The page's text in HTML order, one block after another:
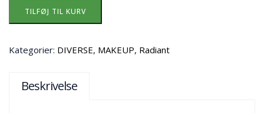
TILFØJ TIL KURV
Kategorier: DIVERSE, MAKEUP, Radiant
Beskrivelse